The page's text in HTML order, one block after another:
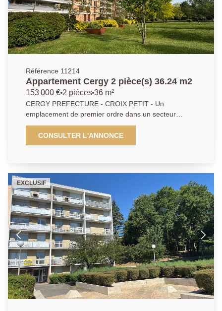
Référence 11214
Appartement Cergy 2 pièce(s) 36.24 m2
153 000 € 2 pièces 36 m²
CERGY PREFECTURE - CROIX PETIT - Un
emplacement de premier ordre dans un secteur
calme et verdoyant, à deux pas des commodités,
grandes écoles, commerces et gare RER A, pour ce
bel appartement de 2 pièces parfaitement agencé
offre un séjour donnant sur un grand balcon, grande
cuisine US récente et équipée, chambre, salle d'eau.
Emplacement de parking en sous-sol. LE COUP DE
COEUR ASSURE ! DPE: En cours - Agent commercial
CONSULTER L'ANNONCE
EXCLUSIF